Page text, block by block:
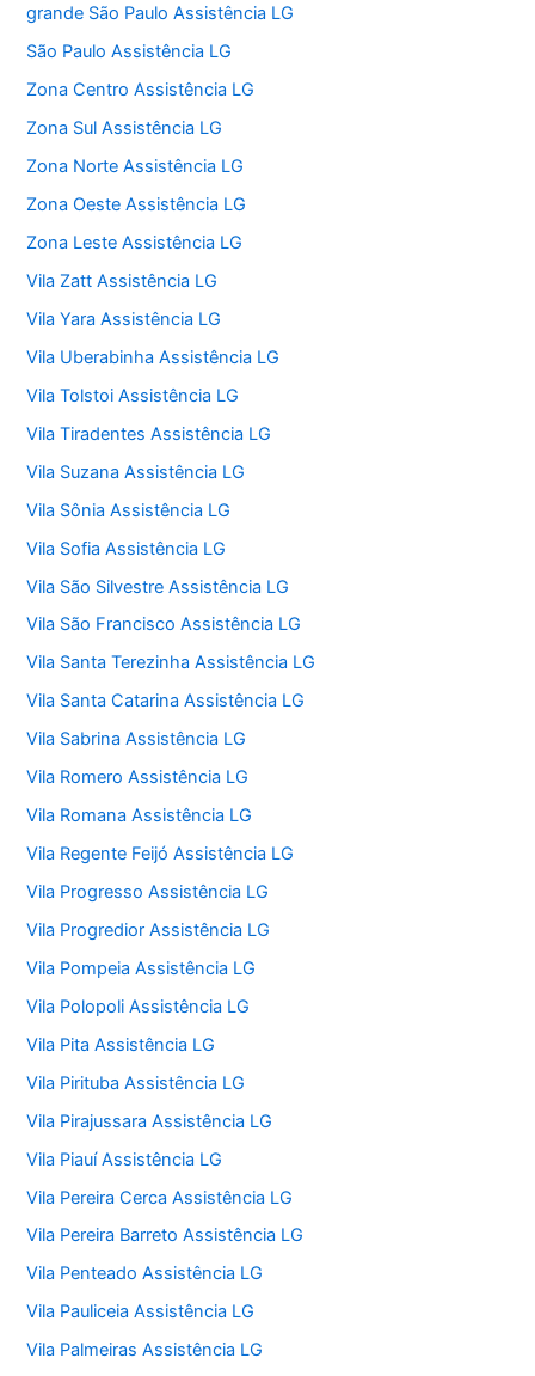
grande São Paulo Assistência LG
São Paulo Assistência LG
Zona Centro Assistência LG
Zona Sul Assistência LG
Zona Norte Assistência LG
Zona Oeste Assistência LG
Zona Leste Assistência LG
Vila Zatt Assistência LG
Vila Yara Assistência LG
Vila Uberabinha Assistência LG
Vila Tolstoi Assistência LG
Vila Tiradentes Assistência LG
Vila Suzana Assistência LG
Vila Sônia Assistência LG
Vila Sofia Assistência LG
Vila São Silvestre Assistência LG
Vila São Francisco Assistência LG
Vila Santa Terezinha Assistência LG
Vila Santa Catarina Assistência LG
Vila Sabrina Assistência LG
Vila Romero Assistência LG
Vila Romana Assistência LG
Vila Regente Feijó Assistência LG
Vila Progresso Assistência LG
Vila Progredior Assistência LG
Vila Pompeia Assistência LG
Vila Polopoli Assistência LG
Vila Pita Assistência LG
Vila Pirituba Assistência LG
Vila Pirajussara Assistência LG
Vila Piauí Assistência LG
Vila Pereira Cerca Assistência LG
Vila Pereira Barreto Assistência LG
Vila Penteado Assistência LG
Vila Pauliceia Assistência LG
Vila Palmeiras Assistência LG